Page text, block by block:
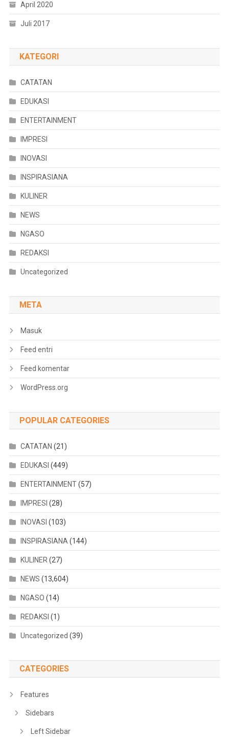
April 2020
Juli 2017
KATEGORI
CATATAN
EDUKASI
ENTERTAINMENT
IMPRESI
INOVASI
INSPIRASIANA
KULINER
NEWS
NGASO
REDAKSI
Uncategorized
META
Masuk
Feed entri
Feed komentar
WordPress.org
POPULAR CATEGORIES
CATATAN (21)
EDUKASI (449)
ENTERTAINMENT(57)
IMPRESI (28)
INOVASI (103)
INSPIRASIANA (144)
KULINER (27)
NEWS (13,604)
NGASO (14)
REDAKSI (1)
Uncategorized (39)
CATEGORIES
Features
Sidebars
Left Sidebar